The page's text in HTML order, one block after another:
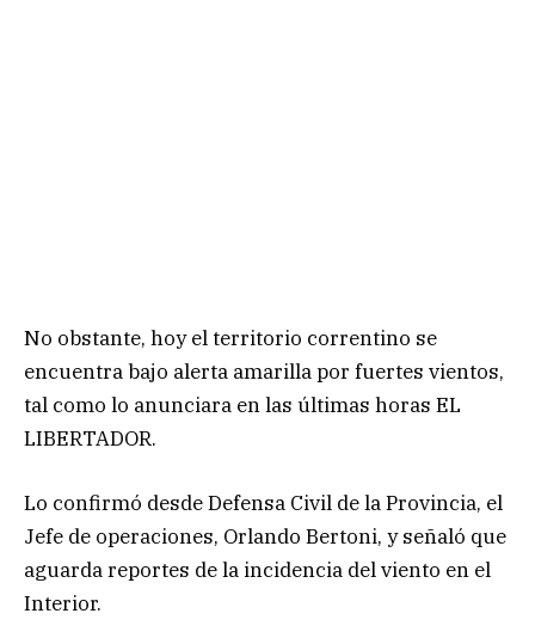
No obstante, hoy el territorio correntino se
encuentra bajo alerta amarilla por fuertes vientos,
tal como lo anunciara en las últimas horas EL
LIBERTADOR.
Lo confirmó desde Defensa Civil de la Provincia, el
Jefe de operaciones, Orlando Bertoni, y señaló que
aguarda reportes de la incidencia del viento en el
Interior.